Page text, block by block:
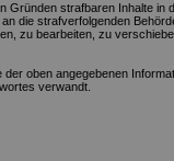
strafbaren Inhalte in
die strafverfolgenden
zu bearbeiten, zu
oben angegebenen
verwandt.